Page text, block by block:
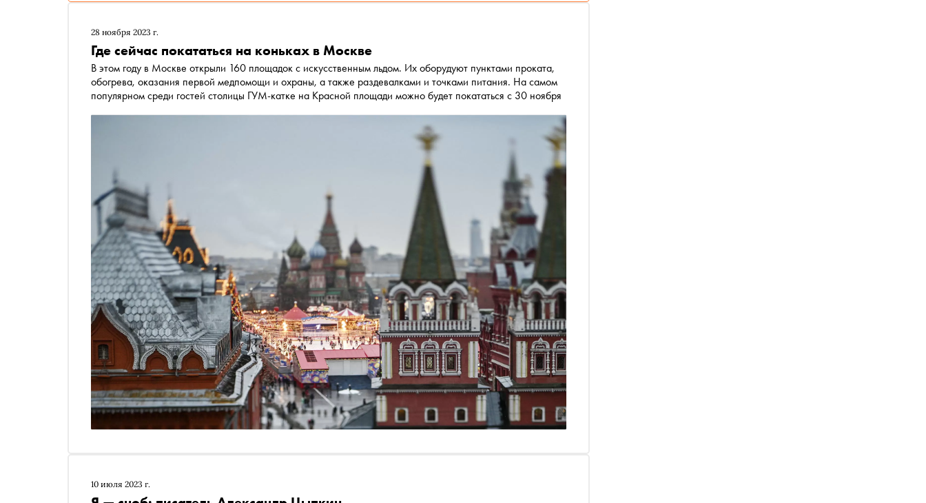
28 ноября 2023 г.
Где сейчас покататься на коньках в Москве
В этом году в Москве открыли 160 площадок с искусственным льдом. Их оборудуют пунктами проката,
обогрева, оказания первой медпомощи и охраны, а также раздевалками и точками питания. На самом
популярном среди гостей столицы ГУМ-катке на Красной площади можно будет покататься с 30 ноября
10 июля 2023 г.